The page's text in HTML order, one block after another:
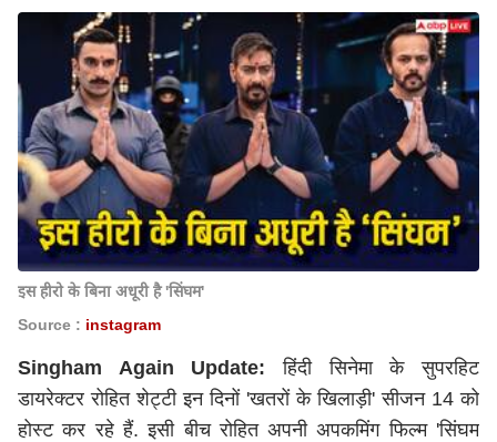
इस हीरो के बिना अधूरी है 'सिंघम'
Source : instagram
Singham Again Update:हिंदी सिनेमा के सुपरहिट
डायरेक्टर रोहित शेट्टी इन दिनों 'खतरों के खिलाड़ी' सीजन 14 को
होस्ट कर रहे हैं. इसी बीच रोहित अपनी अपकमिंग फिल्म 'सिंघम